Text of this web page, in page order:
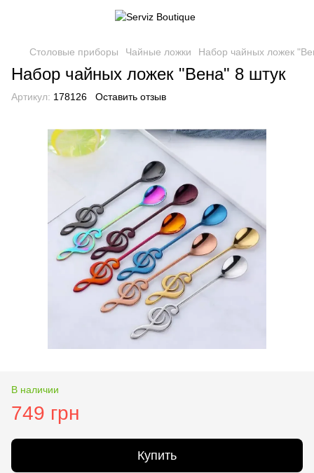
Столовые приборы Чайные ложки Набор чайных ложек
Набор чайных ложек "Вена" 8 штук
Артикул: 178126 Оставить отзыв
В наличии
749 грн
Купить